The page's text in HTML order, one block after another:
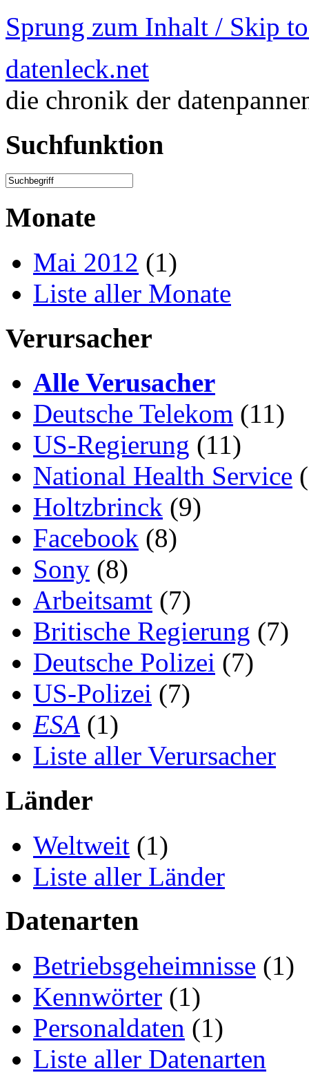
Sprung zum Inhalt / Skip
datenleck.net
die chronik der
Suchfunktion
Monate
Mai 2012 (1)
Liste aller Monate
Verursacher
Alle Verusacher
Deutsche Telekom (11)
US-Regierung (11)
National Health Service
Holtzbrinck (9)
Facebook (8)
Sony (8)
Arbeitsamt (7)
Britische Regierung (7)
Deutsche Polizei (7)
US-Polizei (7)
ESA (1)
Liste aller Verursacher
Länder
Weltweit (1)
Liste aller Länder
Datenarten
Betriebsgeheimnisse (1)
Kennwörter (1)
Personaldaten (1)
Liste aller Datenarten